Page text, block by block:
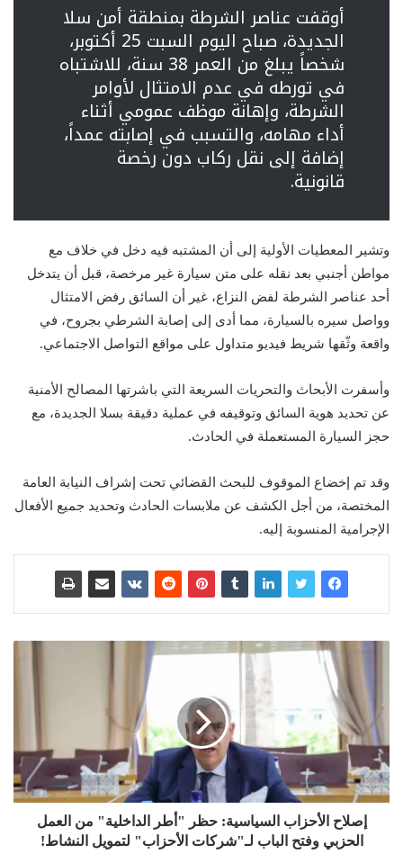
أوقفت عناصر الشرطة بمنطقة أمن سلا
الجديدة، صباح اليوم السبت 25 أكتوبر،
شخصاً يبلغ من العمر 38 سنة، للاشتباه
في تورطه في عدم الامتثال لأوامر
الشرطة، وإهانة موظف عمومي أثناء
أداء مهامه، والتسبب في إصابته عمداً،
إضافة إلى نقل ركاب دون رخصة
قانونية.
وتشير المعطيات الأولية إلى أن المشتبه فيه دخل في خلاف مع
مواطن أجنبي بعد نقله على متن سيارة غير مرخصة، قبل أن يتدخل
أحد عناصر الشرطة لفض النزاع، غير أن السائق رفض الامتثال
وواصل سيره بالسيارة، مما أدى إلى إصابة الشرطي بجروح، في
واقعة وثّقها شريط فيديو متداول على مواقع التواصل الاجتماعي.
وأسفرت الأبحاث والتحريات السريعة التي باشرتها المصالح الأمنية
عن تحديد هوية السائق وتوقيفه في عملية دقيقة بسلا الجديدة، مع
حجز السيارة المستعملة في الحادث.
وقد تم إخضاع الموقوف للبحث القضائي تحت إشراف النيابة العامة
المختصة، من أجل الكشف عن ملابسات الحادث وتحديد جميع الأفعال
الإجرامية المنسوبة إليه.
إصلاح الأحزاب السياسية: حظر "أطر الداخلية" من العمل
الحزبي وفتح الباب لـ"شركات الأحزاب" لتمويل النشاط!